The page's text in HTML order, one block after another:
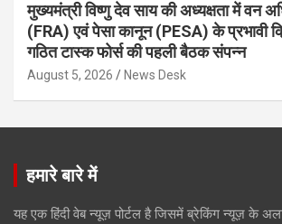
मुख्यमंत्री विष्णु देव साय की अध्यक्षता में वन
(FRA) एवं पेसा कानून (PESA) के प्रभावी
गठित टास्क फोर्स की पहली बैठक संपन्न
August 5, 2026 News Desk
हमारे बारे में
यह एक हिंदी वेब न्यूज़ पोर्टल है जिसमें ब्रेकिंग न्यूज़ के